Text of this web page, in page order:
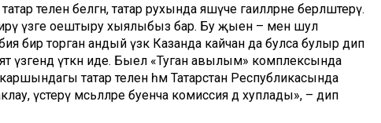
телен белгән, татар рухында яшәүче гаиләләрне берләштерү.
үзәге оештыру хыялыбыз бар. Бу җыен – менә шул
бирә торган андый үзәк Казанда кайчан да булса булыр дип
үзәгендә үткән иде. Быел «Туган авылым» комплексында
татар телен һәм Татарстан Республикасында
үстерү мәсьәләләре буенча комиссия дә хуплады», – дип